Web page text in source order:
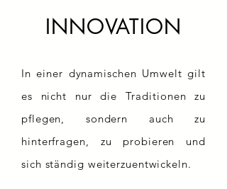
INNOVATION
In einer dynamischen Umwelt gilt
es nicht nur die Traditionen zu
pflegen, sondern auch zu
hinterfragen, zu probieren und
sich ständig weiterzuentwickeln.